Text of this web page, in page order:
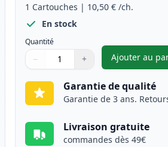
1 Cartouches | 10,50 € /ch.
En stock
Quantité
Quantité
Utilisez les boutons pour ajuster
− +
Quantité
Ajouter au
,
Garantie de qualité
Garantie de 3 ans.
Livraison gratuite
commandes dès 49€